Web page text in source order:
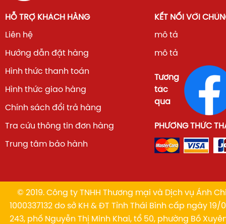
HỖ TRỢ KHÁCH HÀNG
Liên hệ
Hướng dẫn đặt hàng
Hình thức thanh toán
Hình thức giao hàng
Chính sách đổi trả hàng
Tra cứu thông tin đơn hàng
Trung tâm bảo hành
KẾT NỐI VỚI
mô tả
mô tả
Tương
tác
qua
PHƯƠNG THỨC
© 2019. Công ty TNHH Thương mại và Dịch vụ Ánh
1000337132 do sở KH & ĐT Tỉnh Thái Bình cấp ngày 19/
243, phố Nguyễn Thị Minh Khai, tổ 50, phường Bồ